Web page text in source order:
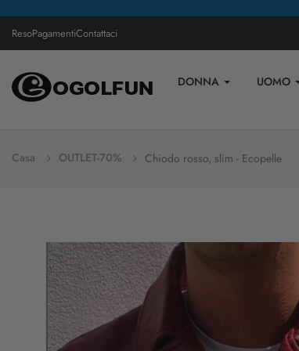
ResoPagamentiContattaci
DONNA UOMO
Casa OUTLET-70% Chiodo rosso, slim - Ecopelle